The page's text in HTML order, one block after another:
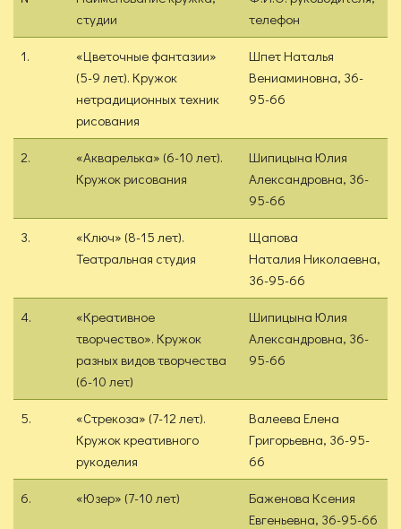
студии
телефон
1.
«Цветочные фантазии»
(5-9 лет). Кружок
нетрадиционных техник
рисования
Шпет Наталья
Вениаминовна, 36-
95-66
2.
«Акварелька» (6-10 лет).
Кружок рисования
Шипицына Юлия
Александровна, 36-
95-66
3.
«Ключ» (8-15 лет).
Театральная студия
Щапова
Наталия Николаевна,
36-95-66
4.
«Креативное
творчество». Кружок
разных видов творчества
(6-10 лет)
Шипицына Юлия
Александровна, 36-
95-66
5.
«Стрекоза» (7-12 лет).
Кружок креативного
рукоделия
Валеева Елена
Григорьевна, 36-95-
66
6. «Юзер» (7-10 лет)
Баженова Ксения
Евгеньевна, 36-95-66